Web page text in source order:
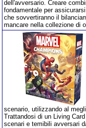
dell'avversario. Creare
fondamentale per
che sovvertiranno il
mancare nella collezione di
scenario, utilizzando al
Trattandosi di un Living
scenari e temibili avversari